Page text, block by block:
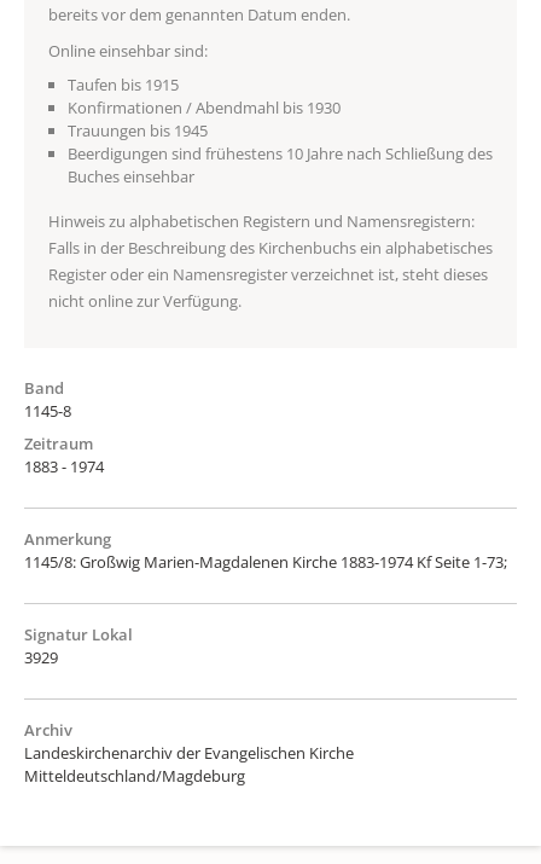
bereits vor dem genannten Datum enden.
Online einsehbar sind:
Taufen bis 1915
Konfirmationen / Abendmahl bis 1930
Trauungen bis 1945
Beerdigungen sind frühestens 10 Jahre nach Schließung des
Buches einsehbar
Hinweis zu alphabetischen Registern und Namensregistern:
Falls in der Beschreibung des Kirchenbuchs ein alphabetisches
Register oder ein Namensregister verzeichnet ist, steht dieses
nicht online zur Verfügung.
Band
1145-8
Zeitraum
1883 - 1974
Anmerkung
1145/8: Großwig Marien-Magdalenen Kirche 1883-1974 Kf Seite 1-73;
Signatur Lokal
3929
Archiv
Landeskirchenarchiv der Evangelischen Kirche
Mitteldeutschland/Magdeburg